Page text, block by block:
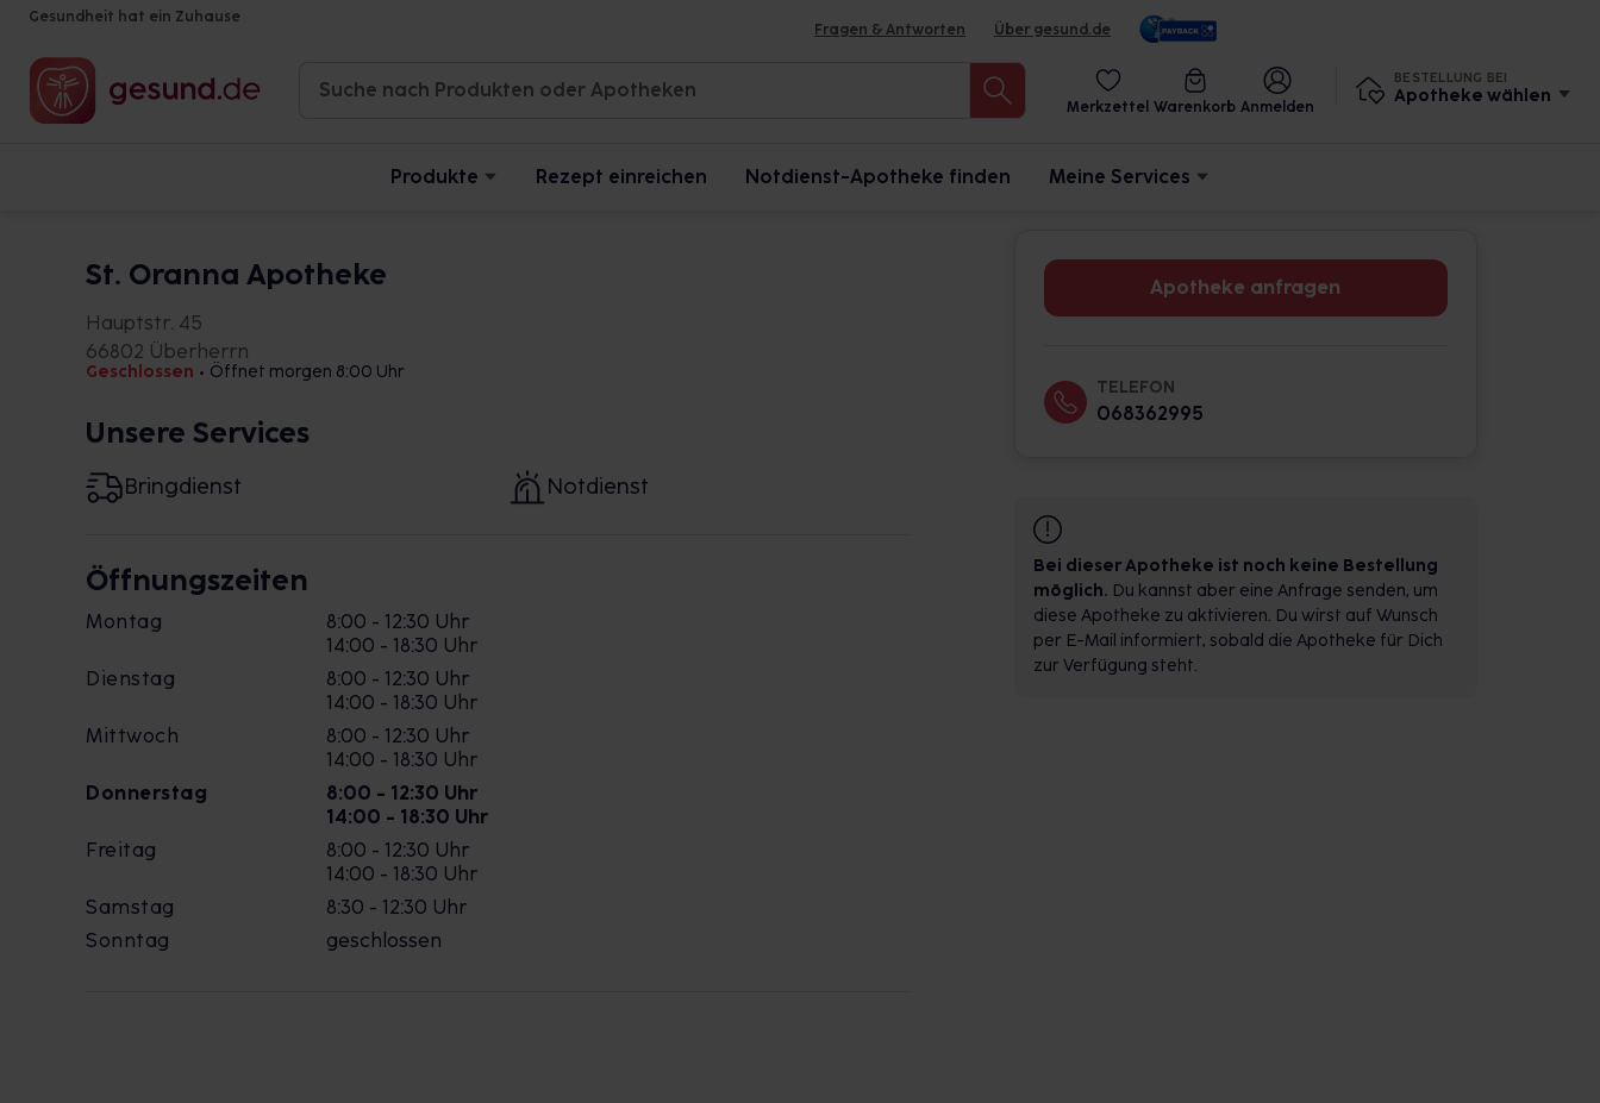
Gesundheit hat ein Zuhause
Fragen & Antworten Über gesund.de
Merkzettel Warenkorb Anmelden
BESTELLUNG BEI
Apotheke wählen
Produkte Rezept einreichen Notdienst-Apotheke finden Meine Services
St. Oranna Apotheke
Hauptstr. 45
66802 Überherrn
Geschlossen • Öffnet morgen 8:00 Uhr
Unsere Services
Bringdienst Notdienst
Öffnungszeiten
Montag
8:00 - 12:30 Uhr
14:00 - 18:30 Uhr
Dienstag
8:00 - 12:30 Uhr
14:00 - 18:30 Uhr
Mittwoch
8:00 - 12:30 Uhr
14:00 - 18:30 Uhr
Donnerstag
8:00 - 12:30 Uhr
14:00 - 18:30 Uhr
Freitag
8:00 - 12:30 Uhr
14:00 - 18:30 Uhr
Samstag
8:30 - 12:30 Uhr
Sonntag
geschlossen
Apotheke anfragen
TELEFON
068362995
Bei dieser Apotheke ist noch keine Bestellung
möglich. Du kannst aber eine Anfrage senden, um
diese Apotheke zu aktivieren. Du wirst auf Wunsch
per E-Mail informiert, sobald die Apotheke für Dich
zur Verfügung steht.